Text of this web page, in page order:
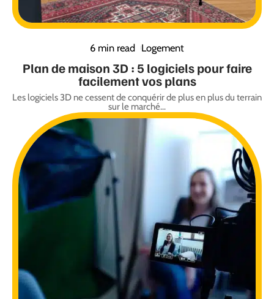
6 min read Logement
Plan de maison 3D : 5 logiciels pour faire
facilement vos plans
Les logiciels 3D ne cessent de conquérir de plus en plus du terrain
sur le marché…